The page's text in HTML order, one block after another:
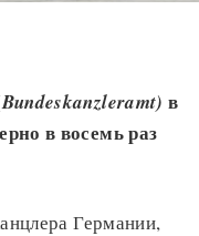
Bundeskanzleramt) в
в восемь раз
Германии,